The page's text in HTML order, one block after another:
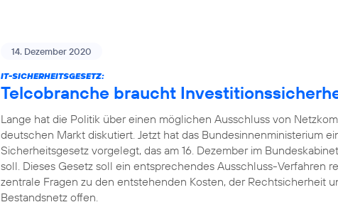
14. Dezember 2020
IT-SICHERHEITSGESETZ:
Telcobranche braucht
Lange hat die Politik über einen möglichen Ausschluss von
deutschen Markt diskutiert. Jetzt hat das Bundesinnenministerium
Sicherheitsgesetz vorgelegt, das am 16. Dezember im
soll. Dieses Gesetz soll ein entsprechendes Ausschluss-Verfahren
zentrale Fragen zu den entstehenden Kosten, der Rechtsicherheit
Bestandsnetz offen.